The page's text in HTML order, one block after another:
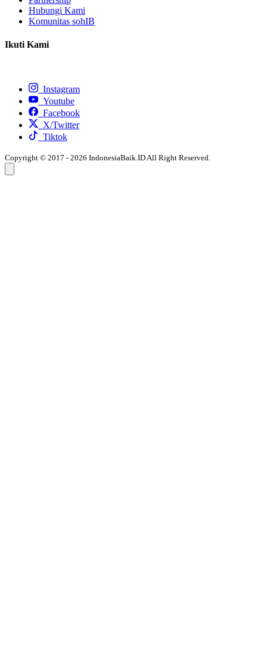
Hubungi Kami
Komunitas sohIB
Ikuti Kami
Instagram
Youtube
Facebook
X/Twitter
Tiktok
Copyright © 2017 - 2026 IndonesiaBaik.ID All Right Reserved.